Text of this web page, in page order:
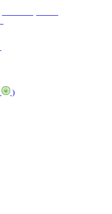
)